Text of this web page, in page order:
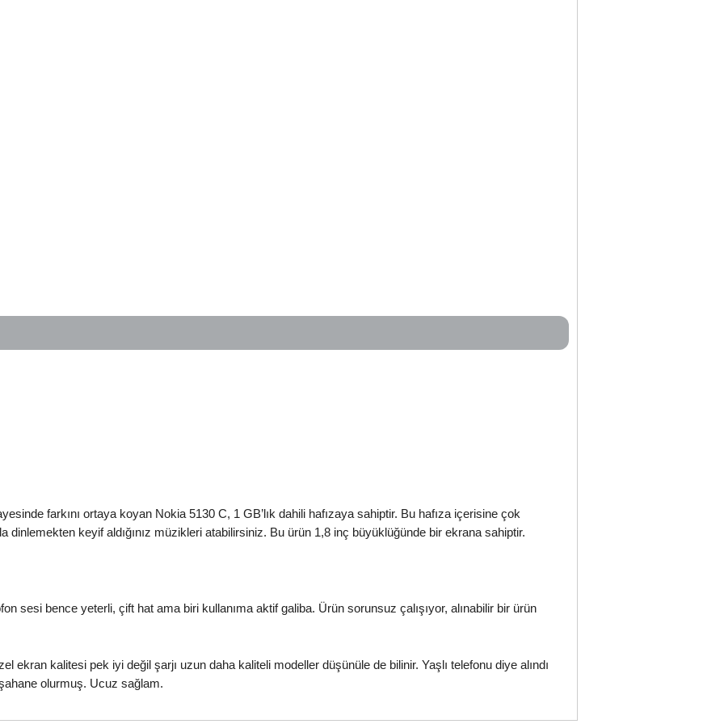
farkını ortaya koyan Nokia 5130 C, 1 GB’lık dahili hafızaya sahiptir. Bu hafıza içerisine çok
dinlemekten keyif aldığınız müzikleri atabilirsiniz. Bu ürün 1,8 inç büyüklüğünde bir ekrana sahiptir.
sesi bence yeterli, çift hat ama biri kullanıma aktif galiba. Ürün sorunsuz çalışıyor, alınabilir bir ürün
ekran kalitesi pek iyi değil şarjı uzun daha kaliteli modeller düşünüle de bilinir. Yaşlı telefonu diye alındı
olurmuş. Ucuz sağlam.